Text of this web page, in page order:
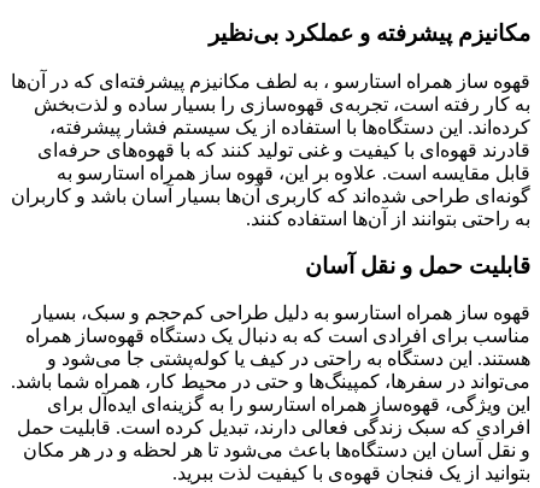
مکانیزم پیشرفته و عملکرد بی‌نظیر
قهوه ساز همراه استارسو ، به لطف مکانیزم پیشرفته‌ای که در آن‌ها
به کار رفته است، تجربه‌ی قهوه‌سازی را بسیار ساده و لذت‌بخش
کرده‌اند. این دستگاه‌ها با استفاده از یک سیستم فشار پیشرفته،
قادرند قهوه‌ای با کیفیت و غنی تولید کنند که با قهوه‌های حرفه‌ای
قابل مقایسه است. علاوه بر این، قهوه ساز همراه استارسو به
گونه‌ای طراحی شده‌اند که کاربری آن‌ها بسیار آسان باشد و کاربران
به راحتی بتوانند از آن‌ها استفاده کنند.
قابلیت حمل و نقل آسان
قهوه ساز همراه استارسو به دلیل طراحی کم‌حجم و سبک، بسیار
مناسب برای افرادی است که به دنبال یک دستگاه قهوه‌ساز همراه
هستند. این دستگاه به راحتی در کیف یا کوله‌پشتی جا می‌شود و
می‌تواند در سفرها، کمپینگ‌ها و حتی در محیط کار، همراه شما باشد.
این ویژگی، قهوه‌ساز همراه استارسو را به گزینه‌ای ایده‌آل برای
افرادی که سبک زندگی فعالی دارند، تبدیل کرده است. قابلیت حمل
و نقل آسان این دستگاه‌ها باعث می‌شود تا هر لحظه و در هر مکان
بتوانید از یک فنجان قهوه‌ی با کیفیت لذت ببرید.